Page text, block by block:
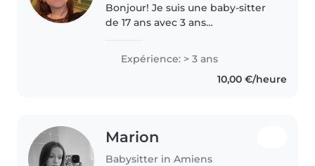
Bonjour! Je suis une baby-sitter
de 17 ans avec 3 ans
d'enfants de tous âges, des
bébés aux adolescents. Je suis
une personne amusante,
Expérience: > 3 ans
10,00 €/heure
Marion
Babysitter in Amiens